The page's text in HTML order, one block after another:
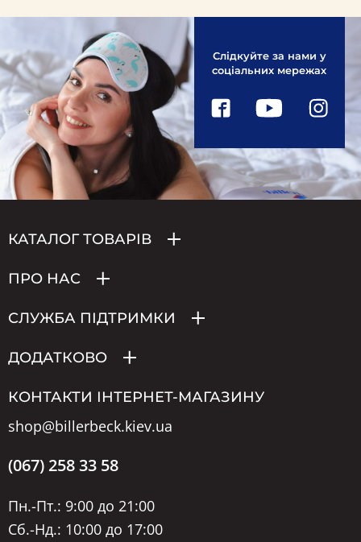
Слідкуйте за нами у
соціальних мережах
КАТАЛОГ ТОВАРІВ
ПРО НАС
СЛУЖБА ПІДТРИМКИ
ДОДАТКОВО
КОНТАКТИ ІНТЕРНЕТ-МАГАЗИНУ
shop@billerbeck.kiev.ua
(067) 258 33 58
Пн.-Пт.: 9:00 до 21:00
Сб.-Нд.: 10:00 до 17:00